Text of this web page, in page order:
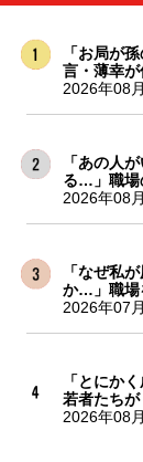
「お局が
言・薄幸
2026年08
「あの人
る…」職場
2026年08
「なぜ私
か…」職場
2026年07
「とにか
若者たち
2026年08